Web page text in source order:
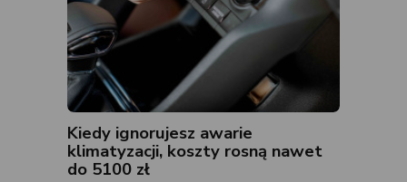
Kiedy ignorujesz awarie
klimatyzacji, koszty rosną nawet
do 5100 zł